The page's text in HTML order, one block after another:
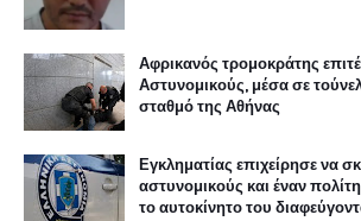
Αφρικανός τρομοκράτης
Αστυνομικούς, μέσα σε
σταθμό της Αθήνας
Εγκληματίας επιχείρησε να
αστυνομικούς και έναν
το αυτοκίνητο του